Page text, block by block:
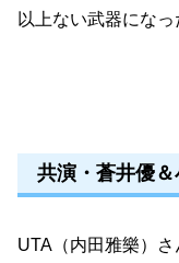
以上ない武器になっ
共演・蒼井優
UTA（内田雅樂）さ